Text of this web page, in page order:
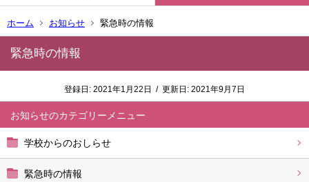
ホーム お知らせ 緊急時の情報
お知らせ
学校からのおしらせ
緊急時の情報
緊急時の情報
登録日: 2021年1月22日 / 更新日: 2021年9月7日